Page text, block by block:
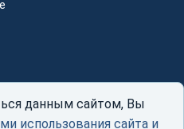
данным сайтом, Вы
использования сайта и